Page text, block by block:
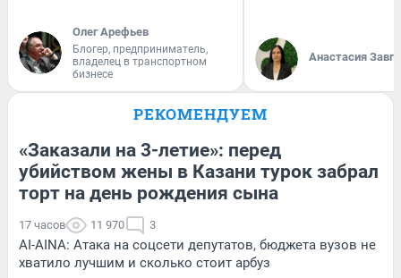
Олег Арефьев
Блогер, предприниматель,
владелец в транспортном
бизнесе
Анастасия
РЕКОМЕНДУЕМ
«Заказали на 3-летие»: перед
убийством жены в Казани турок забрал
торт на день рождения сына
17 часов 11 970 3
AI-AINA: Атака на соцсети депутатов, бюджета вузов не
хватило лучшим и сколько стоит арбуз